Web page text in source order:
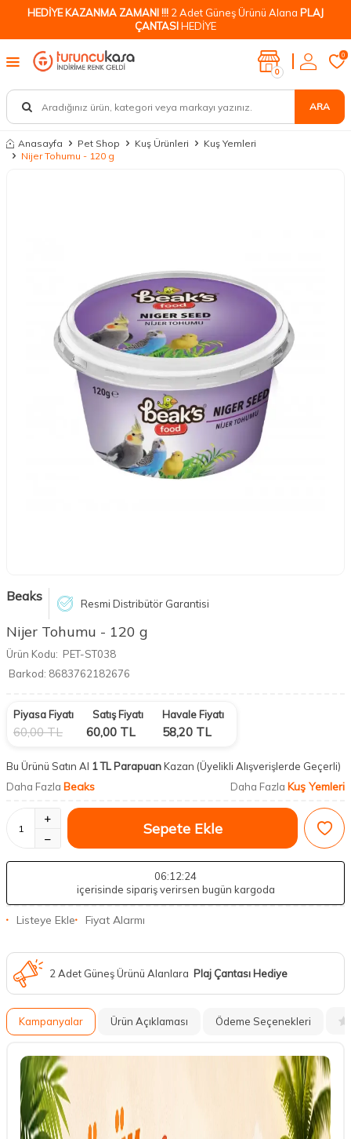
HEDİYE KAZANMA ZAMANI !!! 2 Adet Güneş Ürünü Alana PLAJ
ÇANTASIHEDİYE
ARA
0
0
Anasayfa Pet Shop Kuş Ürünleri
Kuş Yemleri
Nijer Tohumu - 120 g
Beaks Resmi Distribütör Garantisi
Nijer Tohumu - 120 g
Ürün Kodu: PET-ST038
Barkod: 8683762182676
Piyasa Fiyatı
60,00TL
Satış Fiyatı
60,00 TL
Havale Fiyatı
58,20 TL
Bu Ürünü Satın Al 1 TL ParapuanKazan (Üyelikli Alışverişlerde Geçerli)
Daha Fazla Beaks Daha Fazla Kuş Yemleri
Sepete Ekle
06:12:23
içerisinde sipariş verirsen bugün kargoda
Listeye Ekle Fiyat Alarmı
2 Adet Güneş Ürünü Alanlara Plaj Çantası Hediye
Kampanyalar Ürün Açıklaması Ödeme Seçenekleri